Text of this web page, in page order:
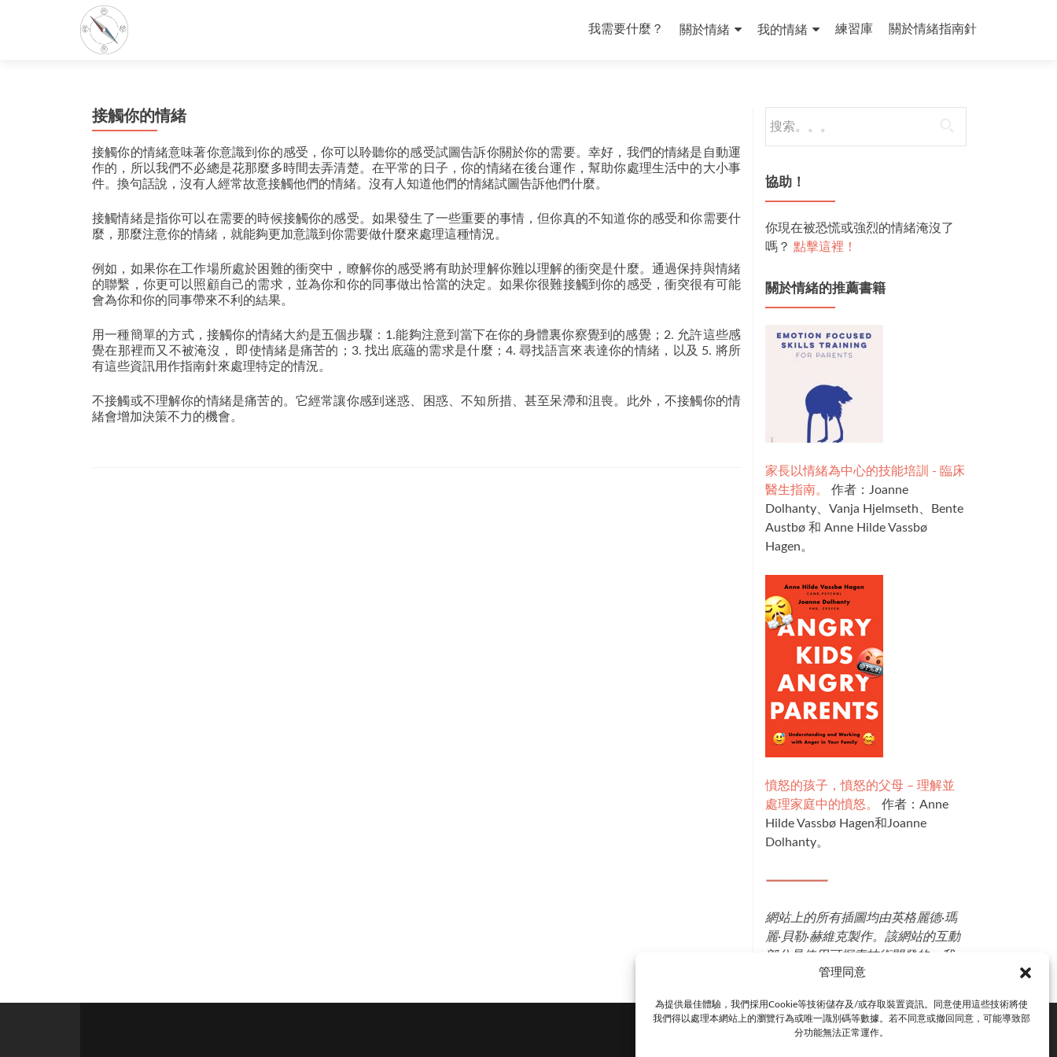
管理同意
為提供最佳體驗，我們採用Cookie等技術儲存及/或存取裝置資訊。同意使用這些技術將使
我們得以處理本網站上的瀏覽行為或唯一識別碼等數據。若不同意或撤回同意，可能導致部
分功能無法正常運作。
到
我需要什麼？ 關於情緒 我的情緒 練習庫 關於情緒指南針
接觸你的情緒
接觸你的情緒意味著你意識到你的感受，你可以聆聽你的感受試圖告訴你關於你的需要。幸好，我們的情緒是自動運
作的，所以我們不必總是花那麼多時間去弄清楚。在平常的日子，你的情緒在後台運作，幫助你處理生活中的大小事
件。換句話說，沒有人經常故意接觸他們的情緒。沒有人知道他們的情緒試圖告訴他們什麼。
接觸情緒是指你可以在需要的時候接觸你的感受。如果發生了一些重要的事情，但你真的不知道你的感受和你需要什
麼，那麼注意你的情緒，就能夠更加意識到你需要做什麼來處理這種情況。
例如，如果你在工作場所處於困難的衝突中，瞭解你的感受將有助於理解你難以理解的衝突是什麼。通過保持與情緒
的聯繫，你更可以照顧自己的需求，並為你和你的同事做出恰當的決定。如果你很難接觸到你的感受，衝突很有可能
會為你和你的同事帶來不利的結果。
用一種簡單的方式，接觸你的情緒大約是五個步驟：1.能夠注意到當下在你的身體裏你察覺到的感覺；2. 允許這些感
覺在那裡而又不被淹沒， 即使情緒是痛苦的；3. 找出底蘊的需求是什麼；4. 尋找語言來表達你的情緒，以及 5. 將所
有這些資訊用作指南針來處理特定的情況。
不接觸或不理解你的情緒是痛苦的。它經常讓你感到迷惑、困惑、不知所措、甚至呆滯和沮喪。此外，不接觸你的情
緒會增加決策不力的機會。
找：
協助！
你現在被恐慌或強烈的情緒淹沒了
嗎？ 點擊這裡！
關於情緒的推薦書籍
家長以情緒為中心的技能培訓 - 臨床
醫生指南。
作者：Joanne
Dolhanty、Vanja Hjelmseth、Bente
Austbø 和 Anne Hilde Vassbø
Hagen。
憤怒的孩子，憤怒的父母 – 理解並
處理家庭中的憤怒。
作者：Anne
Hilde Vassbø Hagen和Joanne
Dolhanty。
網站上的所有插圖均由英格麗德·瑪
麗·貝勒·赫維克製作。該網站的互動
部分是使用可探索技術開發的，我
們非常感謝奧斯卡·布拉克斯塔德。